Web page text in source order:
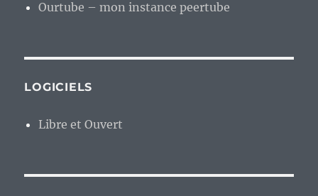
Ourtube – mon instance peertube
LOGICIELS
Libre et Ouvert